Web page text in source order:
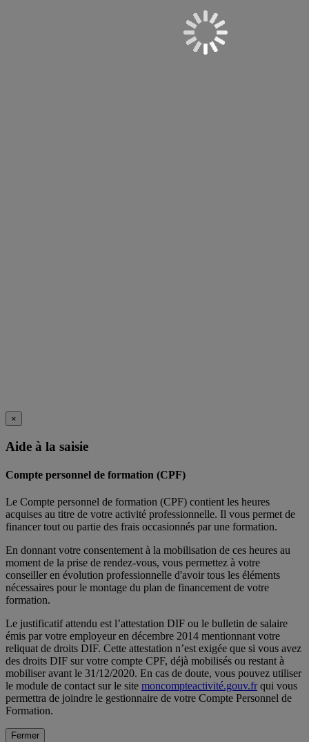
×
Aide à la saisie
Compte personnel de formation (CPF)
Le Compte personnel de formation (CPF) contient les heures
acquises au titre de votre activité professionnelle. Il vous permet de
financer tout ou partie des frais occasionnés par une formation.
En donnant votre consentement à la mobilisation de ces heures au
moment de la prise de rendez-vous, vous permettez à votre
conseiller en évolution professionnelle d'avoir tous les éléments
nécessaires pour le montage du plan de financement de votre
formation.
Le justificatif attendu est l’attestation DIF ou le bulletin de salaire
émis par votre employeur en décembre 2014 mentionnant votre
reliquat de droits DIF. Cette attestation n’est exigée que si vous avez
des droits DIF sur votre compte CPF, déjà mobilisés ou restant à
mobiliser avant le 31/12/2020. En cas de doute, vous pouvez utiliser
le module de contact sur le site moncompteactivité.gouv.frqui vous
permettra de joindre le gestionnaire de votre Compte Personnel de
Formation.
Fermer